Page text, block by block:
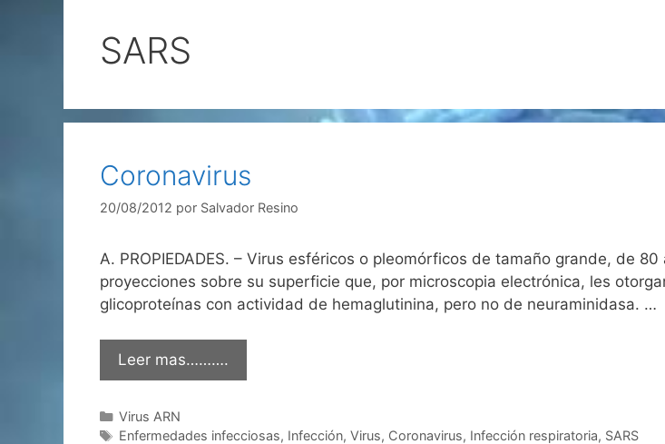
SARS
Coronavirus
20/08/2012 por Salvador Resino
A. PROPIEDADES. – Virus esféricos o pleomórficos de tamaño grande, de
proyecciones sobre su superficie que, por microscopia electrónica, les
glicoproteínas con actividad de hemaglutinina, pero no de neuraminidasa. …
Leer mas……….
Categorías
Virus ARN
Etiquetas
Enfermedades infecciosas, Infección,Virus, Coronavirus, Infección respiratoria, SARS